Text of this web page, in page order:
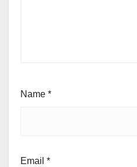
Name *
Email *